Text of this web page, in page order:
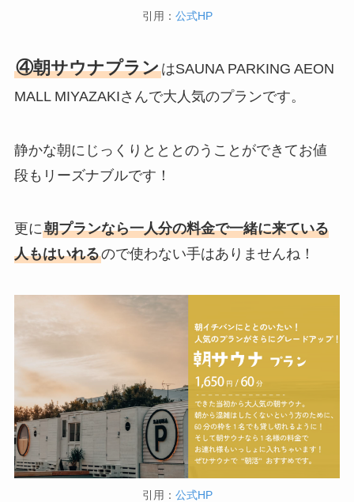
引用： 公式HP
④朝サウナプランはSAUNA PARKING AEON
MALL MIYAZAKIさんで大人気のプランです。
静かな朝にじっくりとととのうことができてお値
段もリーズナブルです！
更に朝プランなら一人分の料金で一緒に来ている
人もはいれるので使わない手はありませんね！
引用： 公式HP